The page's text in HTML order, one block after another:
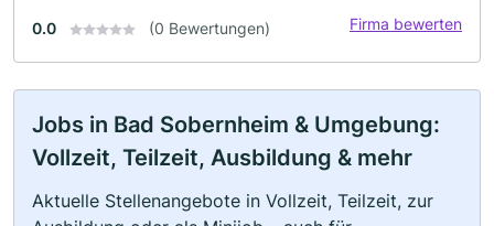
0.0 (0 Bewertungen) Firma bewerten
Jobs in Bad Sobernheim & Umgebung:
Vollzeit, Teilzeit, Ausbildung & mehr
Aktuelle Stellenangebote in Vollzeit, Teilzeit, zur